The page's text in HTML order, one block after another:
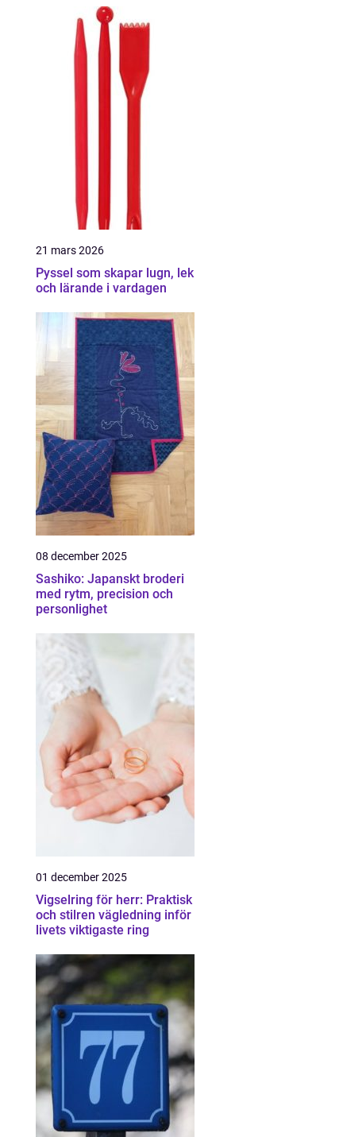
21 mars 2026
Pyssel som skapar lugn, lek
och lärande i vardagen
08 december 2025
Sashiko: Japanskt broderi
med rytm, precision och
personlighet
01 december 2025
Vigselring för herr: Praktisk
och stilren vägledning inför
livets viktigaste ring